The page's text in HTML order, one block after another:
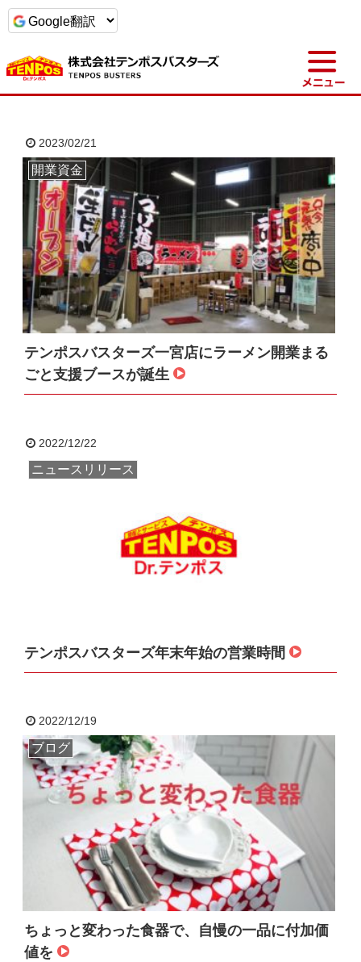
o
g
g
l
i
g
a
t
i
n
2023/02/21
開業資金
テンポスバスターズ一宮店にラーメン開業まる
ごと支援ブースが誕生
2022/12/22
ニュースリリース
テンポスバスターズ年末年始の営業時間
2022/12/19
ブログ
ちょっと変わった食器で、自慢の一品に付加価
値を